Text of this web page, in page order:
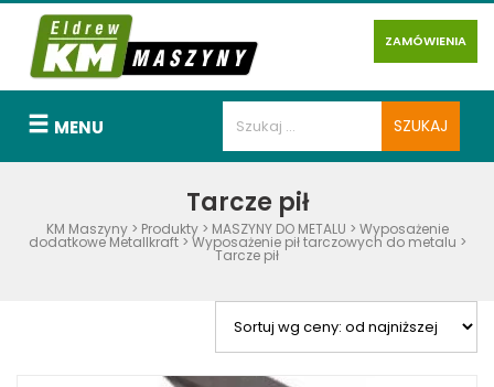
ZAMÓWIENIA
MENU
Tarcze pił
KM Maszyny> Produkty> MASZYNY DO METALU > Wyposażenie
dodatkowe Metallkraft> Wyposażenie pił tarczowych do metalu >
Tarcze pił